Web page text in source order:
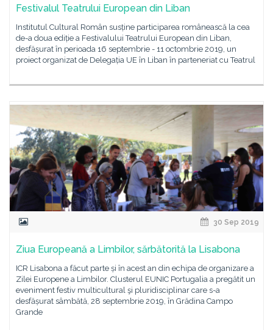
Festivalul Teatrului European din Liban
Institutul Cultural Român susține participarea românească la cea
de-a doua ediție a Festivalului Teatrului European din Liban,
desfășurat în perioada 16 septembrie - 11 octombrie 2019, un
proiect organizat de Delegația UE în Liban în parteneriat cu Teatrul
30 Sep 2019
Ziua Europeană a Limbilor, sărbătorită la Lisabona
ICR Lisabona a făcut parte și în acest an din echipa de organizare a
Zilei Europene a Limbilor. Clusterul EUNIC Portugalia a pregătit un
eveniment festiv multicultural şi pluridisciplinar care s-a
desfășurat sâmbătă, 28 septembrie 2019, în Grădina Campo
Grande